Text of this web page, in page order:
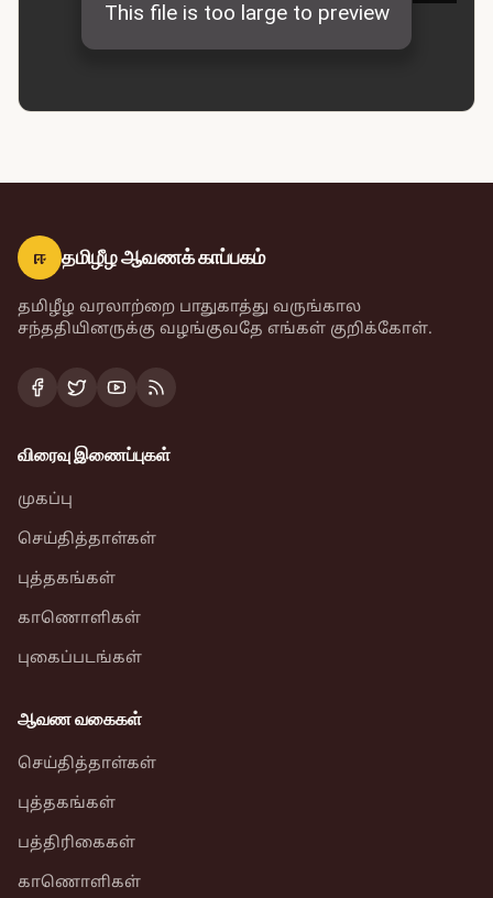
ஈ தமிழீழ ஆவணக் காப்பகம்
தமிழீழ வரலாற்றை பாதுகாத்து வருங்கால
சந்ததியினருக்கு வழங்குவதே எங்கள் குறிக்கோள்.
விரைவு இணைப்புகள்
முகப்பு
செய்தித்தாள்கள்
புத்தகங்கள்
காணொளிகள்
புகைப்படங்கள்
ஆவண வகைகள்
செய்தித்தாள்கள்
புத்தகங்கள்
பத்திரிகைகள்
காணொளிகள்